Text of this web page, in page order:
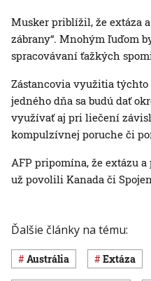
Musker priblížil, že extáza
zábrany“. Mnohým ľuďom
spracovávaní ťažkých
Zástancovia využitia
jedného dňa sa budú dať
využívať aj pri liečení
kompulzívnej poruche či
AFP pripomína, že extázu
už povolili Kanada či
Ďalšie články na tému:
Austrália extáza